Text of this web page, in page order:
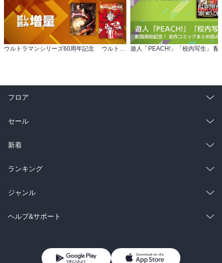
ウルトラマンシリーズ60周年記念 ウルトラ作品フェア
フロア
総合
ラノベ
雑誌・グラビア
BL・TL
セール
総合
ラノベ
雑誌・グラビア
BL・TL
新着
総合
ラノベ
雑誌・グラビア
ランキング
総合
ラノベ
ジャンル
コミック
ライトノベル 男子向けラノベ
ヘルプ&サポート